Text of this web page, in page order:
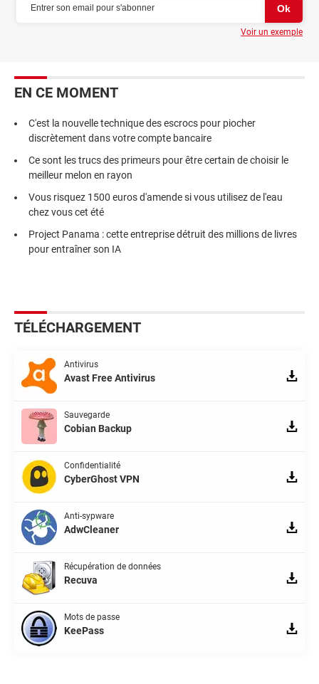
Voir un exemple
EN CE MOMENT
C'est la nouvelle technique des escrocs pour piocher
discrètement dans votre compte bancaire
Ce sont les trucs des primeurs pour être certain de choisir le
meilleur melon en rayon
Vous risquez 1500 euros d'amende si vous utilisez de l'eau
chez vous cet été
Project Panama : cette entreprise détruit des millions de livres
pour entraîner son IA
TÉLÉCHARGEMENT
Antivirus
Avast Free Antivirus
Sauvegarde
Cobian Backup
Confidentialité
CyberGhost VPN
Anti-sypware
AdwCleaner
Récupération de données
Recuva
Mots de passe
KeePass